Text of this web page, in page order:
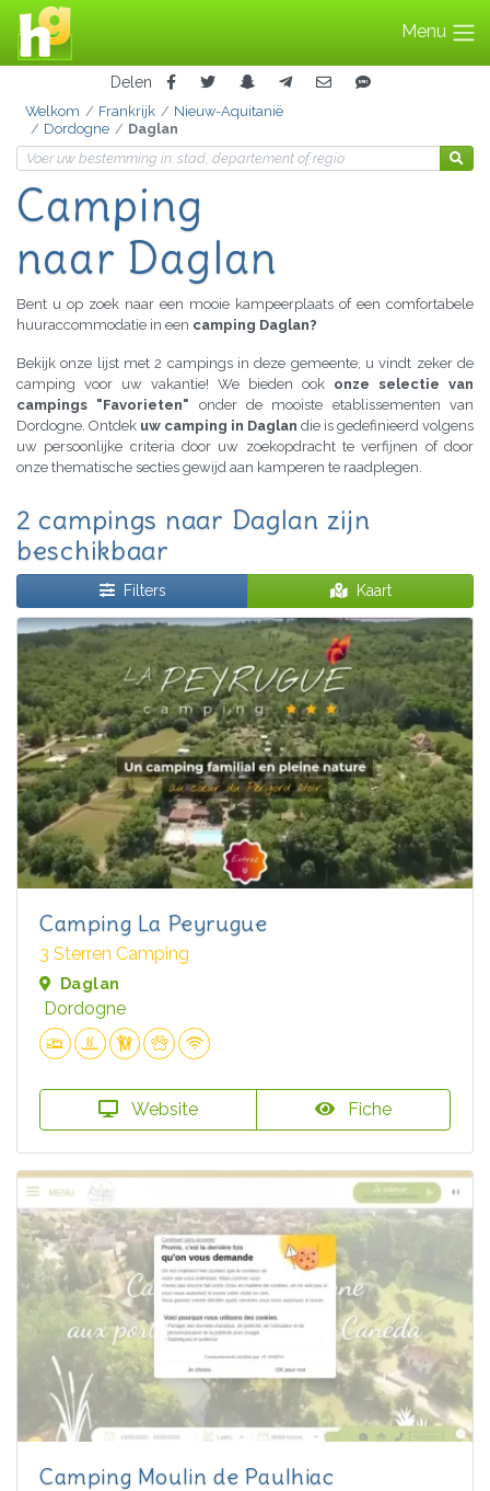
Menu
Delen
Welkom Frankrijk
Nieuw-Aquitanië
Dordogne
Daglan
Camping
naar Daglan
Bent u op zoek naar een mooie kampeerplaats of een comfortabele
huuraccommodatie in een camping Daglan?
Bekijk onze lijst met 2 campings in deze gemeente, u vindt zeker de
camping voor uw vakantie! We bieden ook onze selectie van
campings "Favorieten" onder de mooiste etablissementen van
Dordogne. Ontdek uw camping in Daglan die is gedefinieerd volgens
uw persoonlijke criteria door uw zoekopdracht te verfijnen of door
onze thematische secties gewijd aan kamperen te raadplegen.
2 campings naar Daglan zijn
beschikbaar
Filters Kaart
Camping La Peyrugue
3 Sterren Camping
Daglan
Dordogne
Website Fiche
Camping Moulin de Paulhiac